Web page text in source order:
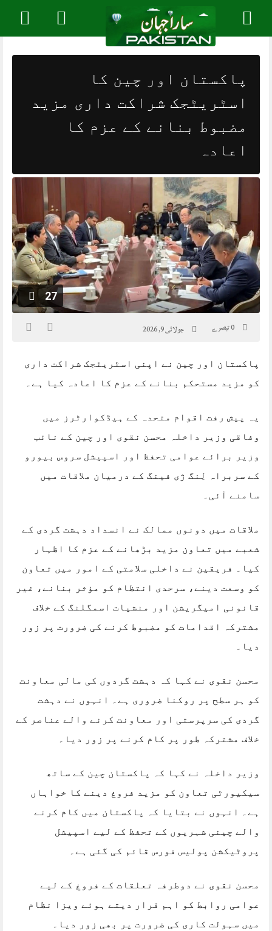
content
پاکستان اور چین کا
اسٹریٹجک شراکت داری مزید
مضبوط بنانے کے عزم کا
اعادہ
27
جولائی 9, 2026
پاکستان اور چین نے اپنی اسٹریٹجک شراکت داری
کو مزید مستحکم بنانے کے عزم کا اعادہ کیا ہے۔
یہ پیش رفت اقوام متحدہ کے ہیڈکوارٹرز میں
وفاقی وزیر داخلہ محسن نقوی اور چین کے نائب
وزیر برائے عوامی تحفظ اور اسپیشل سروس بیورو
کے سربراہ لِنگ ژی فینگ کے درمیان ملاقات میں
سامنے آئی۔
ملاقات میں دونوں ممالک نے انسداد دہشت گردی کے
شعبے میں تعاون مزید بڑھانے کے عزم کا اظہار
کیا۔ فریقین نے داخلی سلامتی کے امور میں تعاون
کو وسعت دینے، سرحدی انتظام کو مؤثر بنانے، غیر
قانونی امیگریشن اور منشیات اسمگلنگ کے خلاف
مشترکہ اقدامات کو مضبوط کرنے کی ضرورت پر زور
دیا۔
محسن نقوی نے کہا کہ دہشت گردوں کی مالی معاونت
کو ہر سطح پر روکنا ضروری ہے۔ انہوں نے دہشت
گردی کی سرپرستی اور معاونت کرنے والے عناصر کے
خلاف مشترکہ طور پر کام کرنے پر زور دیا۔
وزیر داخلہ نے کہا کہ پاکستان چین کے ساتھ
سیکیورٹی تعاون کو مزید فروغ دینے کا خواہاں
ہے۔ انہوں نے بتایا کہ پاکستان میں کام کرنے
والے چینی شہریوں کے تحفظ کے لیے اسپیشل
پروٹیکشن پولیس فورس قائم کی گئی ہے۔
محسن نقوی نے دوطرفہ تعلقات کے فروغ کے لیے
عوامی روابط کو اہم قرار دیتے ہوئے ویزا نظام
میں سہولت کاری کی ضرورت پر بھی زور دیا۔